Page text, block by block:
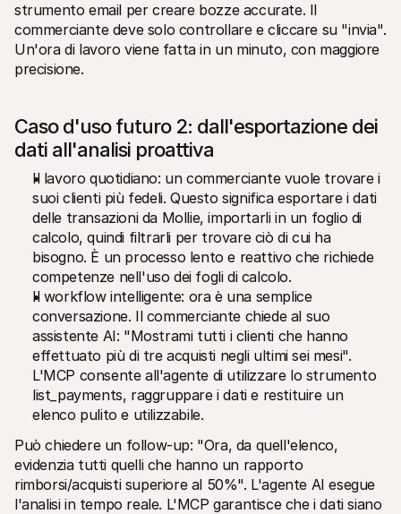
strumento email per creare bozze accurate. Il
commerciante deve solo controllare e cliccare su "invia".
Un'ora di lavoro viene fatta in un minuto, con maggiore
precisione.
Caso d'uso futuro 2: dall'esportazione dei
dati all'analisi proattiva
Il lavoro quotidiano: un commerciante vuole trovare i
suoi clienti più fedeli. Questo significa esportare i dati
delle transazioni da Mollie, importarli in un foglio di
calcolo, quindi filtrarli per trovare ciò di cui ha
bisogno. È un processo lento e reattivo che richiede
competenze nell'uso dei fogli di calcolo.
Il workflow intelligente: ora è una semplice
conversazione. Il commerciante chiede al suo
assistente AI: "Mostrami tutti i clienti che hanno
effettuato più di tre acquisti negli ultimi sei mesi".
L'MCP consente all'agente di utilizzare lo strumento
list_payments, raggruppare i dati e restituire un
elenco pulito e utilizzabile.
Può chiedere un follow-up: "Ora, da quell'elenco,
evidenzia tutti quelli che hanno un rapporto
rimborsi/acquisti superiore al 50%". L'agente AI esegue
l'analisi in tempo reale. L'MCP garantisce che i dati siano